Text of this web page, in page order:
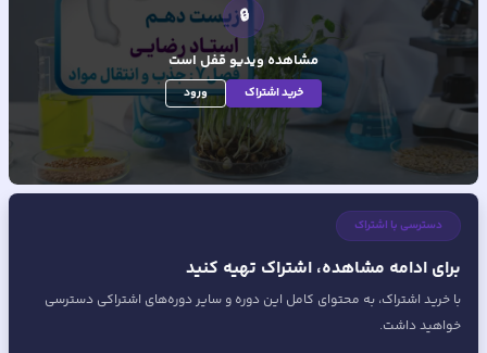
🔒
مشاهده ویدیوقفل است
خرید اشتراک ورود
دسترسی با اشتراک
برای ادامه مشاهده، اشتراک تهیه کنید
با خرید اشتراک، به محتوای کامل این دوره و سایر دوره‌های اشتراکی دسترسی
خواهید داشت.